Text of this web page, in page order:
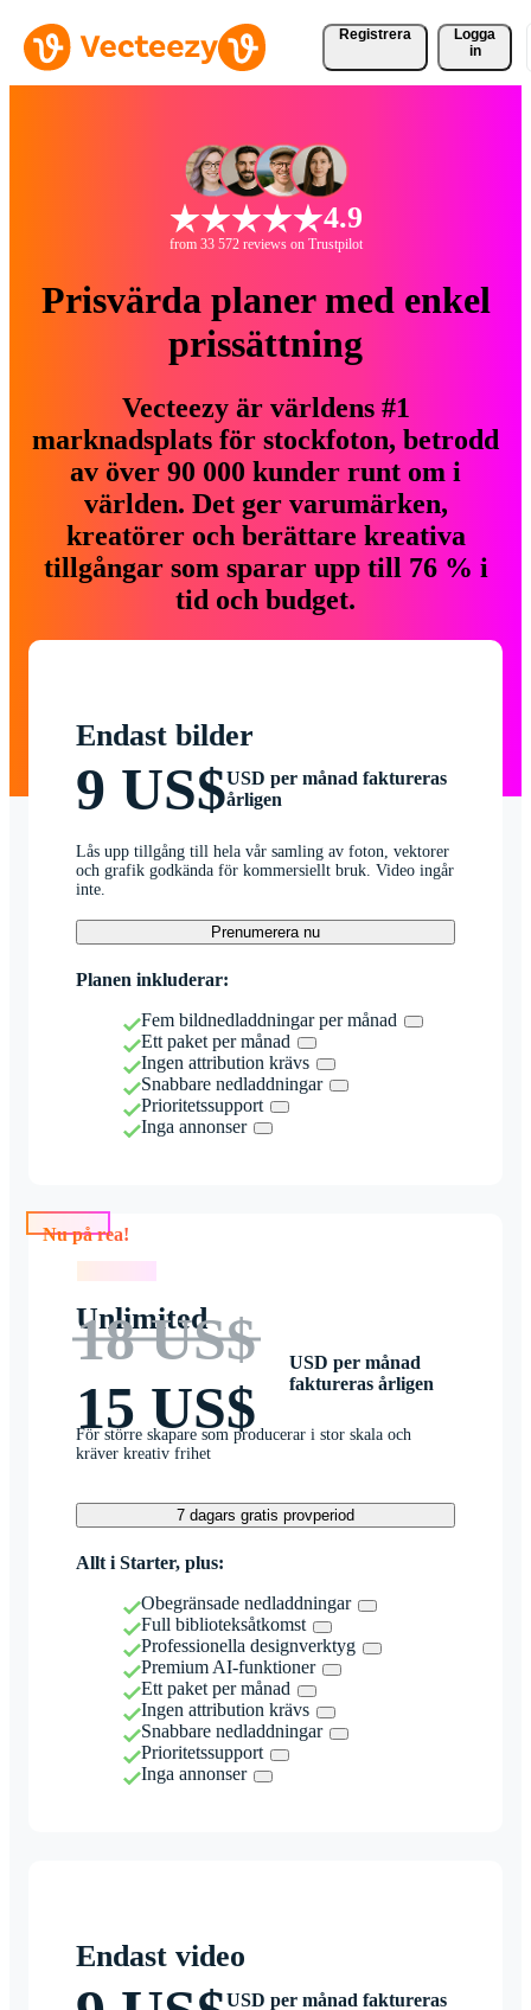
Registrera
Logga
in
4.9
from 33 572 reviews on Trustpilot
Prisvärda planer med enkel
prissättning
Vecteezy är världens #1
marknadsplats för stockfoton, betrodd
av över 90 000 kunder runt om i
världen. Det ger varumärken,
kreatörer och berättare kreativa
tillgångar som sparar upp till 76 % i
tid och budget.
Endast bilder
9 US$USD per månad faktureras
årligen
Lås upp tillgång till hela vår samling av foton, vektorer
och grafik godkända för kommersiellt bruk. Video ingår
inte.
Prenumerera nu
Planen inkluderar:
Fem bildnedladdningar per månad
Ett paket per månad
Ingen attribution krävs
Snabbare nedladdningar
Prioritetssupport
Inga annonser
Nu på rea!
Unlimited
18 US$
15 US$
USD per månad
faktureras årligen
För större skapare som producerar i stor skala och
kräver kreativ frihet
7 dagars gratis provperiod
Allt i Starter, plus:
Obegränsade nedladdningar
Full biblioteksåtkomst
Professionella designverktyg
Premium AI-funktioner
Ett paket per månad
Ingen attribution krävs
Snabbare nedladdningar
Prioritetssupport
Inga annonser
Endast video
USD per månad faktureras